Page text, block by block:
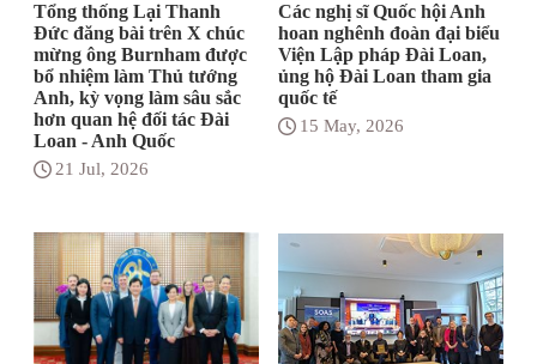
Tổng thống Lại Thanh
Đức đăng bài trên X chúc
mừng ông Burnham được
bổ nhiệm làm Thủ tướng
Anh, kỳ vọng làm sâu sắc
hơn quan hệ đối tác Đài
Loan - Anh Quốc
21 Jul, 2026
Các nghị sĩ Quốc hội Anh
hoan nghênh đoàn đại biểu
Viện Lập pháp Đài Loan,
ủng hộ Đài Loan tham gia
quốc tế
15 May, 2026